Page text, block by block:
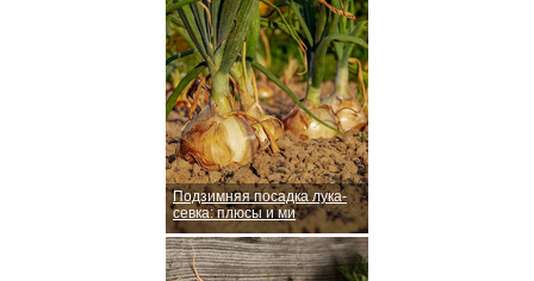
Подзимняя посадка лука-
севка: плюсы и ми